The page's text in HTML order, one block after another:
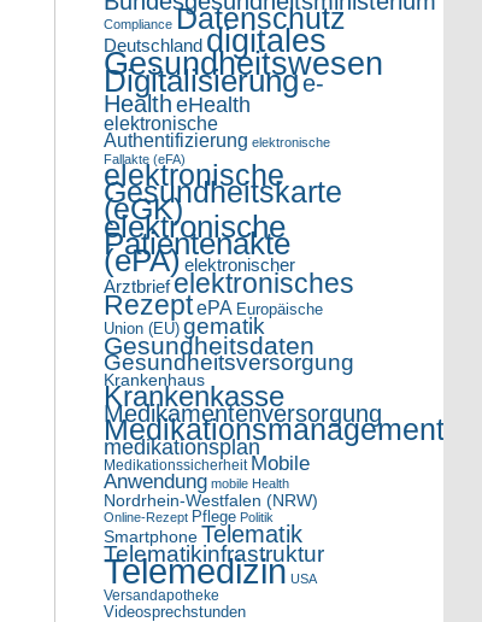
Compliance Datenschutz
Deutschlanddigitales
Gesundheitswesen
Digitalisierunge-
Health eHealth
elektronische
Authentifizierung elektronische
Fallakte (eFA)
elektronische
Gesundheitskarte
(eGK)
elektronische
Patientenakte
(ePA) elektronischer
Arztbriefelektronisches
RezeptePA Europäische
Union (EU) gematik
Gesundheitsdaten
Gesundheitsversorgung
Krankenhaus
Krankenkasse
Medikamentenversorgung
Medikationsmanagement
medikationsplan
Medikationssicherheit Mobile
Anwendung mobile Health
Nordrhein-Westfalen (NRW)
Online-Rezept Pflege Politik
Smartphone Telematik
Telematikinfrastruktur
Telemedizin USA
Versandapotheke
Videosprechstunden